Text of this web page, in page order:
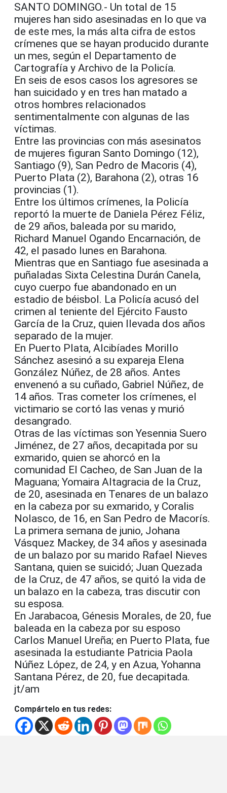
SANTO DOMINGO.- Un total de 15
mujeres han sido asesinadas en lo que va
de este mes, la más alta cifra de estos
crímenes que se hayan producido durante
un mes, según el Departamento de
Cartografía y Archivo de la Policía.
En seis de esos casos los agresores se
han suicidado y en tres han matado a
otros hombres relacionados
sentimentalmente con algunas de las
víctimas.
Entre las provincias con más asesinatos
de mujeres figuran Santo Domingo (12),
Santiago (9), San Pedro de Macoris (4),
Puerto Plata (2), Barahona (2), otras 16
provincias (1).
Entre los últimos crímenes, la Policía
reportó la muerte de Daniela Pérez Féliz,
de 29 años, baleada por su marido,
Richard Manuel Ogando Encarnación, de
42, el pasado lunes en Barahona.
Mientras que en Santiago fue asesinada a
puñaladas Sixta Celestina Durán Canela,
cuyo cuerpo fue abandonado en un
estadio de béisbol. La Policía acusó del
crimen al teniente del Ejército Fausto
García de la Cruz, quien llevada dos años
separado de la mujer.
En Puerto Plata, Alcibíades Morillo
Sánchez asesinó a su expareja Elena
González Núñez, de 28 años. Antes
envenenó a su cuñado, Gabriel Núñez, de
14 años. Tras cometer los crímenes, el
victimario se cortó las venas y murió
desangrado.
Otras de las víctimas son Yesennia Suero
Jiménez, de 27 años, decapitada por su
exmarido, quien se ahorcó en la
comunidad El Cacheo, de San Juan de la
Maguana; Yomaira Altagracia de la Cruz,
de 20, asesinada en Tenares de un balazo
en la cabeza por su exmarido, y Coralis
Nolasco, de 16, en San Pedro de Macorís.
La primera semana de junio, Johana
Vásquez Mackey, de 34 años y asesinada
de un balazo por su marido Rafael Nieves
Santana, quien se suicidó; Juan Quezada
de la Cruz, de 47 años, se quitó la vida de
un balazo en la cabeza, tras discutir con
su esposa.
En Jarabacoa, Génesis Morales, de 20, fue
baleada en la cabeza por su esposo
Carlos Manuel Ureña; en Puerto Plata, fue
asesinada la estudiante Patricia Paola
Núñez López, de 24, y en Azua, Yohanna
Santana Pérez, de 20, fue decapitada.
jt/am
Compártelo en tus redes: